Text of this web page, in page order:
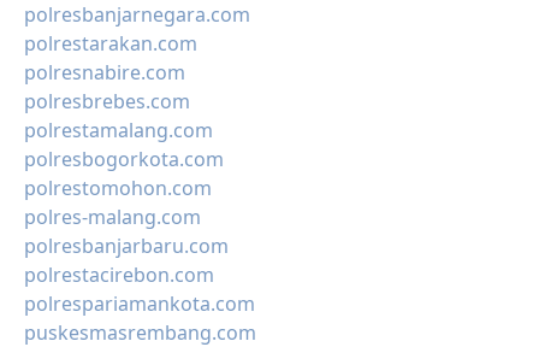
polresbanjarnegara.com
polrestarakan.com
polresnabire.com
polresbrebes.com
polrestamalang.com
polresbogorkota.com
polrestomohon.com
polres-malang.com
polresbanjarbaru.com
polrestacirebon.com
polrespariamankota.com
puskesmasrembang.com